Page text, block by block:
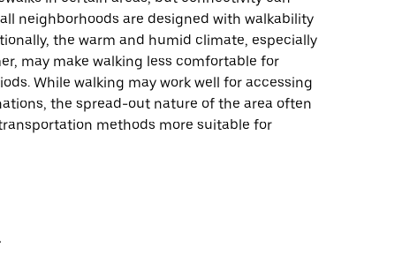
neighborhoods are designed with walkability
the warm and humid climate, especially
may make walking less comfortable for
While walking may work well for accessing
the spread-out nature of the area often
methods more suitable for